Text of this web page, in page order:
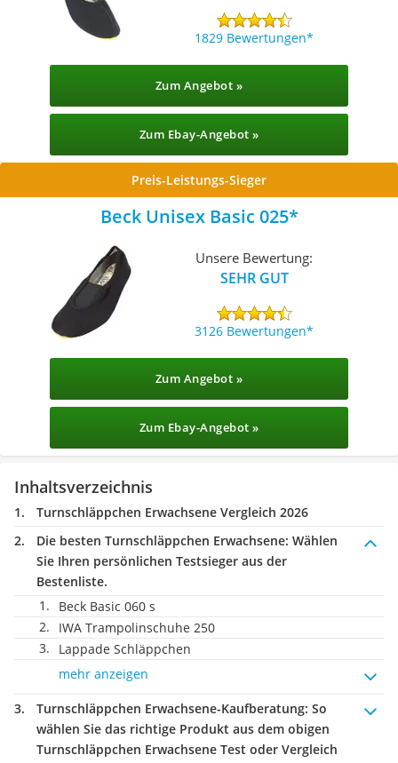
1829 Bewertungen
Zum Angebot »
Zum Ebay-Angebot »
Preis-Leistungs-Sieger
Beck Unisex Basic 025
Unsere Bewertung:
SEHR GUT
3126 Bewertungen
Zum Angebot »
Zum Ebay-Angebot »
Inhaltsverzeichnis
Turnschläppchen Erwachsene Vergleich 2026
Die besten Turnschläppchen Erwachsene: Wählen
Sie Ihren persönlichen Testsieger aus der
Bestenliste.
Beck Basic 060 s
IWA Trampolinschuhe 250
Lappade Schläppchen
mehr anzeigen
Turnschläppchen Erwachsene-Kaufberatung: So
wählen Sie das richtige Produkt aus dem obigen
Turnschläppchen Erwachsene Test oder Vergleich